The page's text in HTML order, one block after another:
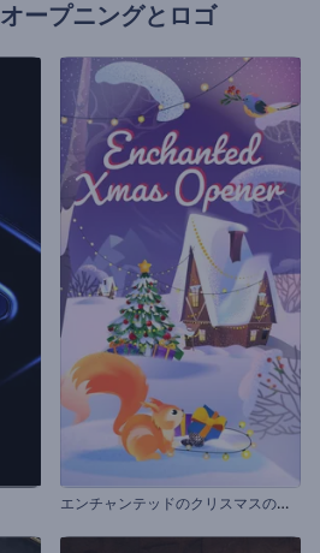
オープニングとロゴ
エ
ンチャンテッドのクリスマスのイントロ動画